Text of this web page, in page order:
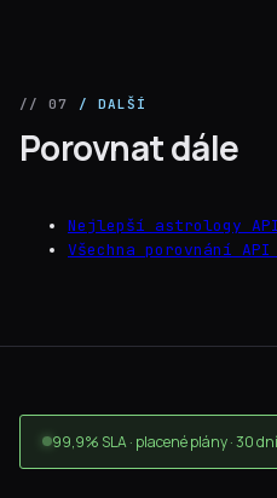
// 07 / DALŠÍ
Porovnat dále
Nejlepší astrology
Všechna porovnání
99,9% SLA · placené plány · 30 dní